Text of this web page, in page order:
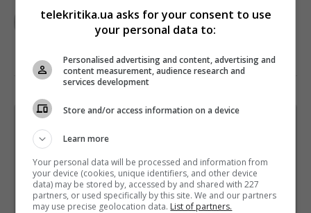
Щотижневий лист з найцікавішим.
Пишемо з любов'ю
Підпишіться ще раз, якщо не отримуєте від нас листи
* Підписатись→
telekritika.ua asks for your consent to use
your personal data to:
Personalised advertising and content, advertising and
content measurement, audience research and
services development
Store and/or access information on a device
Learn more
Your personal data will be processed and information from
your device (cookies, unique identifiers, and other device
data) may be stored by, accessed by and shared with 227
partners, or used specifically by this site. We and our partners
may use precise geolocation data. List of partners.